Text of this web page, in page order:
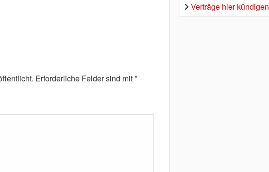
Erforderliche Felder sind mit*
Verträge hier kündigen